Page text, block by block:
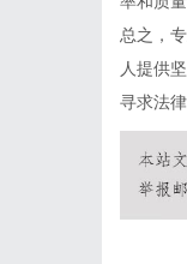
总之，
人提供
寻求法